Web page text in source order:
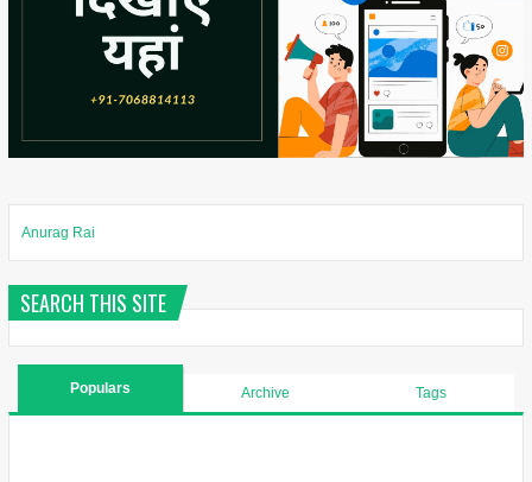
Anurag Rai
SEARCH THIS SITE
Populars Archive Tags